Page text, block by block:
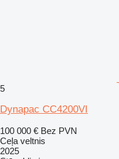
5
Dynapac CC4200VI
100 000 € Bez PVN
Ceļa veltnis
2025